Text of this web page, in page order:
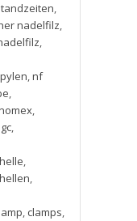
,
nadelfilz,
,
,nf
,
,
,
,
,
, clamps,